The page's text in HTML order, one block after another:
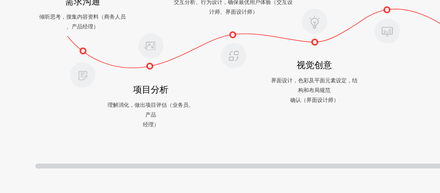
倾听思考，搜集内容资料（商务人员
、产品经理）
项目分析
理解消化，做出项目评估（业务员、
产品
经理）
交互分析、行为设计，确保最优用户体验（交互设
计师、界面设计师）
视觉创意
界面设计，色彩及平面元素设定，结
构和布局规范
确认（界面设计师）